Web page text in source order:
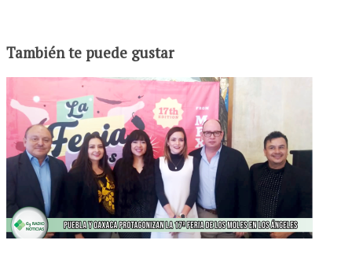
También te puede gustar